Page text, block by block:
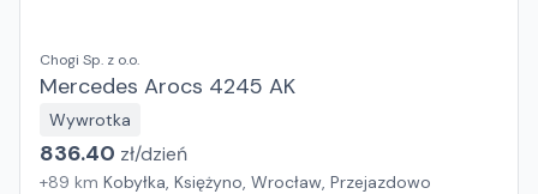
Chogi Sp. z o.o.
Mercedes Arocs 4245 AK
Wywrotka
836.40 zł/dzień
+89 km Kobyłka, Księżyno, Wrocław, Przejazdowo